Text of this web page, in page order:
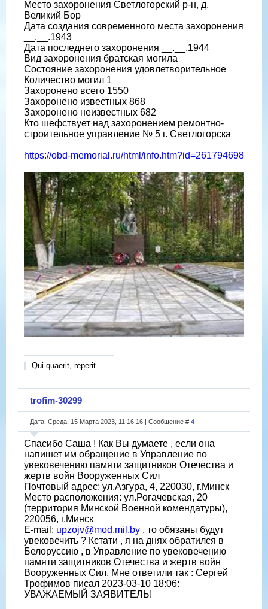
Место захоронения Светлогорский р-н, д.
Великий Бор
Дата создания современного места захоронения
__.__.1943
Дата последнего захоронения __.__.1944
Вид захоронения братская могила
Состояние захоронения удовлетворительное
Количество могил 1
Захоронено всего 1550
Захоронено известных 868
Захоронено неизвестных 682
Кто шефствует над захоронением ремонтно-
строительное управление № 5 г. Светлогорска
https://obd-memorial.ru/html/info.htm?id=261794698
Qui quaerit, reperit
trofim-30299
Дата: Среда, 15 Марта 2023, 11:16:16 | Сообщение # 4
Спасибо Саша ! Как Вы думаете , если она
напишет им обращение в Управление по
увековечению памяти защитников Отечества и
жертв войн Вооруженных Сил
Почтовый адрес: ул.Азгура, 4, 220030, г.Минск
Место расположения: ул.Рогачевская, 20
(территория Минской Военной комендатуры),
220056, г.Минск
E-mail: upzojv@mod.mil.by , то обязаны будут
увековечить ? Кстати , я на днях обратился в
Белоруссию , в Управление по увековечению
памяти защитников Отечества и жертв войн
Вооруженных Сил. Мне ответили так : Сергей
Трофимов писал 2023-03-10 18:06:
УВАЖАЕМЫЙ ЗАЯВИТЕЛЬ!